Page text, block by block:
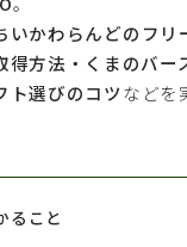
いかわらんどのフリ
得方法・くまのバー
ト選びのコツなどを
ること